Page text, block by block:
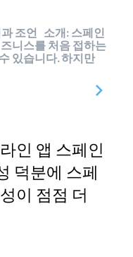
조언 소개: 스페인
니스를 처음 접하는
있습니다. 하지만
인 앱 스페인
덕분에 스페
이 점점 더